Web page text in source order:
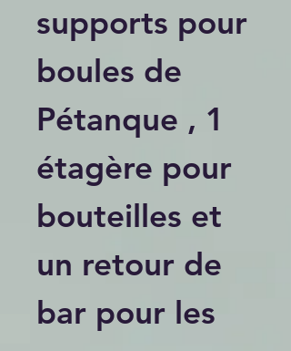
supports pour
boules de
Pétanque , 1
étagère pour
bouteilles et
un retour de
bar pour les